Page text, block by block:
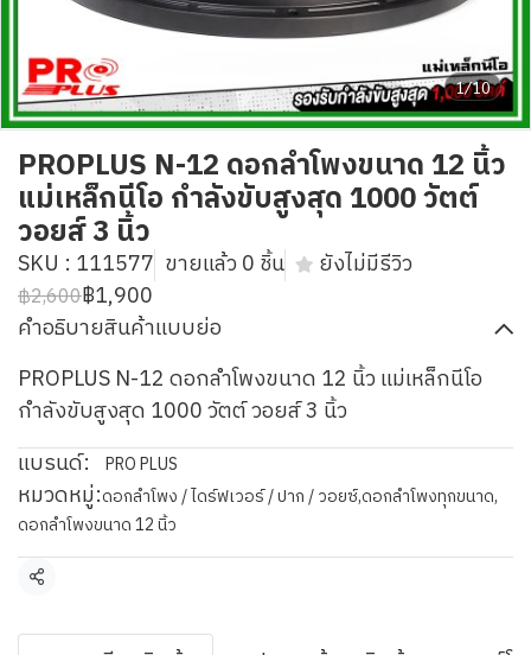
1/10
PROPLUS N-12 ดอกลำโพงขนาด 12 นิ้ว
แม่เหล็กนีโอ กำลังขับสูงสุด 1000 วัตต์
วอยส์ 3 นิ้ว
SKU : 111577 ขายแล้ว 0 ชิ้น ยังไม่มีรีวิว
฿2,600฿1,900
คำอธิบายสินค้าแบบย่อ
PROPLUS N-12 ดอกลำโพงขนาด 12 นิ้ว แม่เหล็กนีโอ
กำลังขับสูงสุด 1000 วัตต์ วอยส์ 3 นิ้ว
แบรนด์:
PRO PLUS
หมวดหมู่:ดอกลำโพง / ไดร์ฟเวอร์ / ปาก / วอยซ์,ดอกลำโพงทุกขนาด,
ดอกลำโพงขนาด 12 นิ้ว
แชร์